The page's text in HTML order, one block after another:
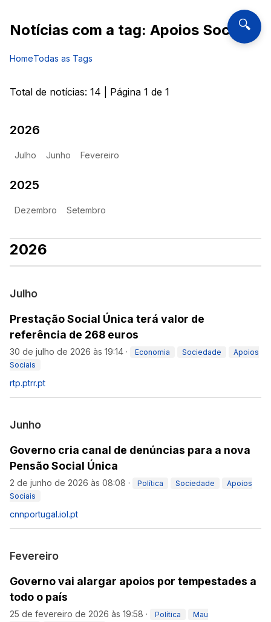
🔍
Notícias com a tag: Apoios Sociais
HomeTodas as Tags
Total de notícias: 14 | Página 1 de 1
2026
Julho Junho Fevereiro
2025
Dezembro Setembro
2026
Julho
Prestação Social Única terá valor de
referência de 268 euros
30 de julho de 2026 às 19:14 · Economia Sociedade
Apoios
Sociais
rtp.ptrr.pt
Junho
Governo cria canal de denúncias para a nova
Pensão Social Única
2 de junho de 2026 às 08:08 · Política Sociedade
Apoios
Sociais
cnnportugal.iol.pt
Fevereiro
Governo vai alargar apoios por tempestades a
todo o país
25 de fevereiro de 2026 às 19:58 · Política
Mau